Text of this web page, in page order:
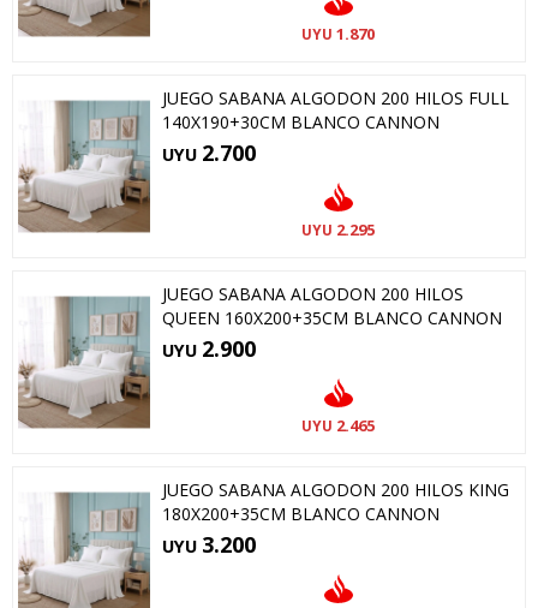
UYU 1.870
JUEGO SABANA ALGODON 200 HILOS FULL
140X190+30CM BLANCO CANNON
UYU 2.700
UYU 2.295
JUEGO SABANA ALGODON 200 HILOS
QUEEN 160X200+35CM BLANCO CANNON
UYU 2.900
UYU 2.465
JUEGO SABANA ALGODON 200 HILOS KING
180X200+35CM BLANCO CANNON
UYU 3.200